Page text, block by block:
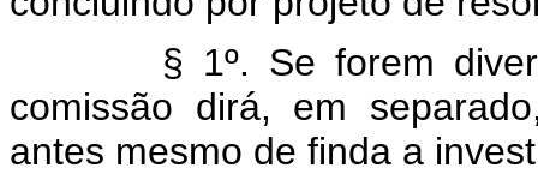
§ 1º. Se forem
comissão dirá, em
antes mesmo de finda a